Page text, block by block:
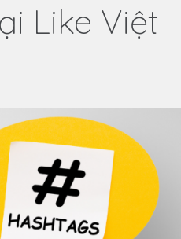
Like Việt